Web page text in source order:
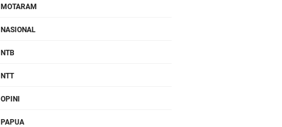
MOTARAM
NASIONAL
NTB
NTT
OPINI
PAPUA